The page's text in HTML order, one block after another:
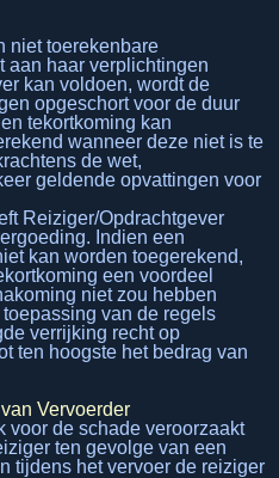
niet toerekenbare
aan haar verplichtingen
kan voldoen, wordt de
opgeschort voor de duur
tekortkoming kan
wanneer deze niet is te
de wet,
geldende opvattingen voor
Reiziger/Opdrachtgever
Indien een
kan worden toegerekend,
een voordeel
niet zou hebben
van de regels
verrijking recht op
ten hoogste het bedrag van
Vervoerder
voor de schade veroorzaakt
ten gevolge van een
tijdens het vervoer de reiziger